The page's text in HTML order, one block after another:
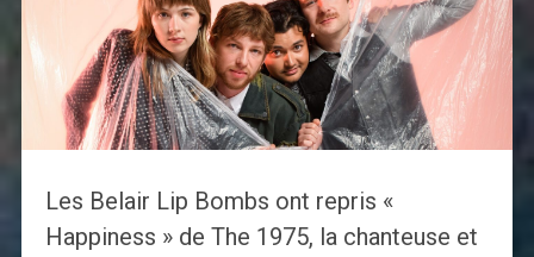
Les Belair Lip Bombs ont repris «
Happiness » de The 1975, la chanteuse et